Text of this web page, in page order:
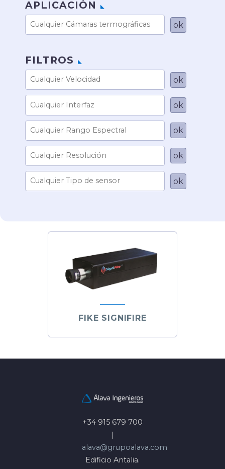
FIKE SIGNIFIRE
APLICACIÓN
FILTROS
+34 915 679 700
|
alava@grupoalava.com
Edificio Antalia.